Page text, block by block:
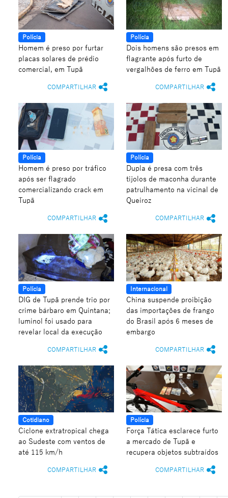
Polícia
Homem é preso por furtar
placas solares de prédio
comercial, em Tupã
COMPARTILHAR
Polícia
Dois homens são presos em
flagrante após furto de
vergalhões de ferro em Tupã
COMPARTILHAR
Polícia
Homem é preso por tráfico
após ser flagrado
comercializando crack em
Tupã
COMPARTILHAR
Polícia
Dupla é presa com três
tijolos de maconha durante
patrulhamento na vicinal de
Queiroz
COMPARTILHAR
Polícia
DIG de Tupã prende trio por
crime bárbaro em Quintana;
luminol foi usado para
revelar local da execução
COMPARTILHAR
Internacional
China suspende proibição
das importações de frango
do Brasil após 6 meses de
embargo
COMPARTILHAR
Cotidiano
Ciclone extratropical chega
ao Sudeste com ventos de
até 115 km/h
COMPARTILHAR
Polícia
Força Tática esclarece furto
a mercado de Tupã e
recupera objetos subtraídos
COMPARTILHAR